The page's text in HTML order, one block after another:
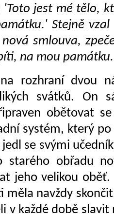
jest mé tělo,
Stejně
smlouva,
na mou
rozhraní dvou
svátků. On
obětovat
systém, který
se svými
starého obřadu
jeho velikou
měla navždy
v každé době